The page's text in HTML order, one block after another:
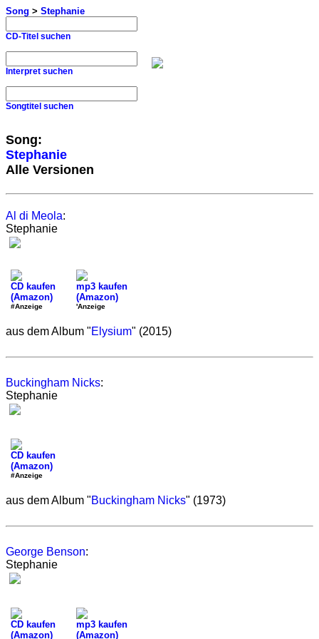
Song > Stephanie
CD-Titel suchen
Interpret suchen
Songtitel suchen
Song:
Stephanie
Alle Versionen
Al di Meola:
Stephanie
CD kaufen
(Amazon)
#Anzeige
mp3 kaufen
(Amazon)
'Anzeige
aus dem Album "Elysium" (2015)
Buckingham Nicks:
Stephanie
CD kaufen
(Amazon)
#Anzeige
aus dem Album "Buckingham Nicks" (1973)
George Benson:
Stephanie
CD kaufen
(Amazon)
mp3 kaufen
(Amazon)